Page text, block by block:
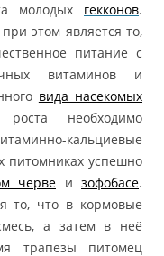
молодых гекконов.
этом является то,
питание с
витаминов и
вида насекомых
необходимо
кальциевые
питомниках успешно
черве и зофобасе.
то, что в кормовые
а затем в неё
трапезы питомец